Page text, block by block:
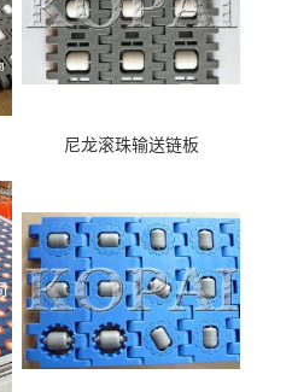
尼龙滚珠输送链板